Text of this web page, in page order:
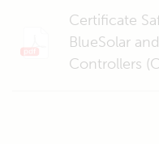
Certificate
BlueSolar
Controllers